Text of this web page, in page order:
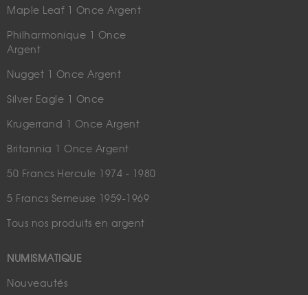
Maple Leaf 1 Once Argent
Philharmonique 1 Once
Argent
Nugget 1 Once Argent
Silver Eagle 1 Once
Krugerrand 1 Once Argent
Britannia 1 Once Argent
50 Francs Hercule 1974 - 1980
5 Francs Semeuse 1959-1969
Tous nos produits en argent
NUMISMATIQUE
Nouveautés